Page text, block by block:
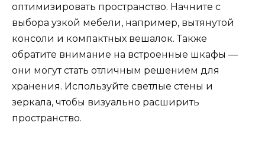
оптимизировать пространство. Начните с
выбора узкой мебели, например, вытянутой
консоли и компактных вешалок. Также
обратите внимание на встроенные шкафы —
они могут стать отличным решением для
хранения. Используйте светлые стены и
зеркала, чтобы визуально расширить
пространство.